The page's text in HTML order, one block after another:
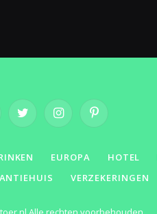
Twitter InstagramPinterest
EUROPA HOTEL
VERZEKERINGEN